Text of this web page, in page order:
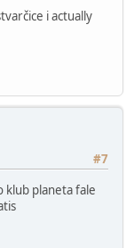
i actually
#7
klub planeta fale